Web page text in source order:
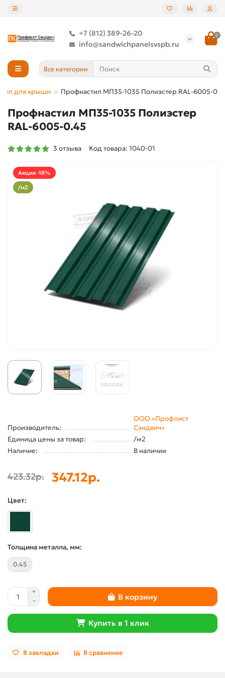
+7 (812) 389-26-20
info@sandwichpanelsvspb.ru
0
Все категории
для крыши Профнастил МП35-1035 Полиэстер RAL-6005-
Профнастил МП35-1035 Полиэстер
RAL-6005-0.45
3 отзыва Код товара: 1040-01
Акция -18%
/м2
Производитель:
ООО «Профлист
Сэндвич»
Единица цены за товар:
/м2
Наличие:
В наличии
423.32р. 347.12р.
Цвет:
Толщина металла, мм:
0.45
В корзину
Купить в 1 клик
В закладки В сравнение